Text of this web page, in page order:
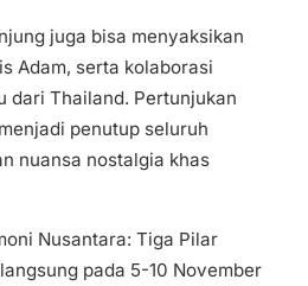
juga bisa menyaksikan
Adam, serta kolaborasi
dari Thailand. Pertunjukan
penutup seluruh
nuansa nostalgia khas
Nusantara: Tiga Pilar
pada 5-10 November